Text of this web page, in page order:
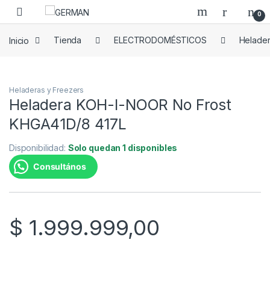
Skip to navigation
Skip to content
0
Inicio Tienda ELECTRODOMÉSTICOS
Heladeras y Freezers
Heladera KOH-I-NOOR No Frost
KHGA41D/8 417L
Disponibilidad: Solo quedan 1 disponibles
Consultános
$ 1.999.999,00